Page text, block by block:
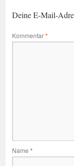
Deine E-Mail-
Kommentar*
Name *